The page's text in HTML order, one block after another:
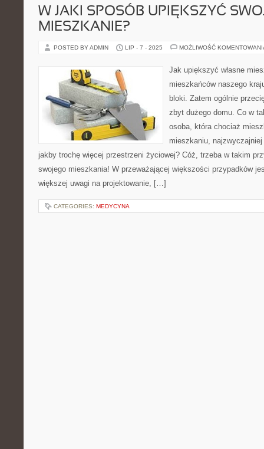
W JAKI SPOSÓB UPIĘKSZYĆ
MIESZKANIE?
POSTED BY ADMIN LIP - 7 - 2025 MOŻLIWOŚĆ
Jak upiększyć własne
mieszkańców naszego
bloki. Zatem ogólnie
zbyt dużego domu. Co w
osoba, która chociaż
mieszkaniu,
jakby trochę więcej przestrzeni życiowej? Cóż, trzeba w takim
swojego mieszkania! W przeważającej większości przypadków
większej uwagi na projektowanie, […]
CATEGORIES: MEDYCYNA